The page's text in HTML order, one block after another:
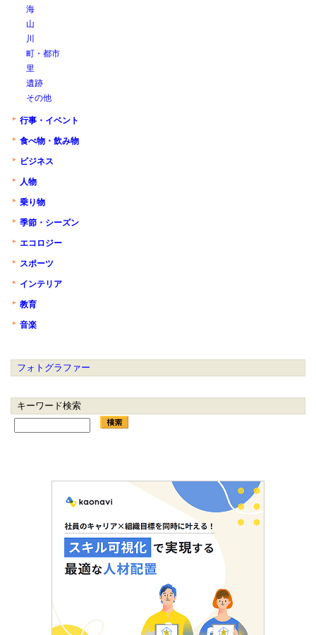
海
山
川
町・都市
里
遺跡
その他
行事・イベント
食べ物・飲み物
ビジネス
人物
乗り物
季節・シーズン
エコロジー
スポーツ
インテリア
教育
音楽
フォトグラファー
キーワード検索